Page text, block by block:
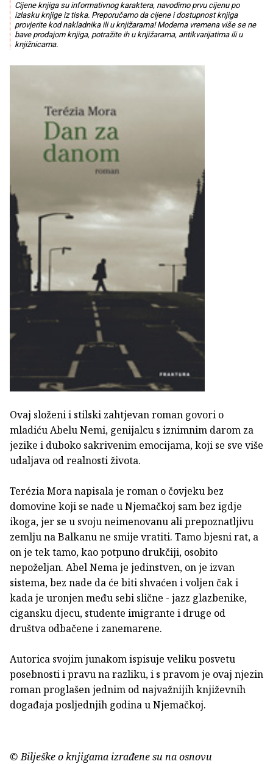
Cijene knjiga su informativnog karaktera, navodimo prvu cijenu po
izlasku knjige iz tiska. Preporučamo da cijene i dostupnost knjiga
provjerite kod nakladnika ili u knjižarama! Moderna vremena više se ne
bave prodajom knjiga, potražite ih u knjižarama, antikvarijatima ili u
knjižnicama.
Ovaj složeni i stilski zahtjevan roman govori o
mladiću Abelu Nemi, genijalcu s iznimnim darom za
jezike i duboko sakrivenim emocijama, koji se sve više
udaljava od realnosti života.
Terézia Mora napisala je roman o čovjeku bez
domovine koji se nađe u Njemačkoj sam bez igdje
ikoga, jer se u svoju neimenovanu ali prepoznatljivu
zemlju na Balkanu ne smije vratiti. Tamo bjesni rat, a
on je tek tamo, kao potpuno drukčiji, osobito
nepoželjan. Abel Nema je jedinstven, on je izvan
sistema, bez nade da će biti shvaćen i voljen čak i
kada je uronjen među sebi slične - jazz glazbenike,
cigansku djecu, studente imigrante i druge od
društva odbačene i zanemarene.
Autorica svojim junakom ispisuje veliku posvetu
posebnosti i pravu na razliku, i s pravom je ovaj njezin
roman proglašen jednim od najvažnijih književnih
događaja posljednjih godina u Njemačkoj.
© Bilješke o knjigama izrađene su na osnovu